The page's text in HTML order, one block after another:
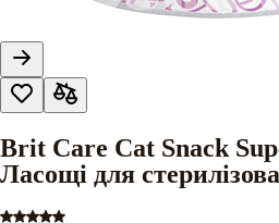
Brit Care Cat Snack
Ласощі для